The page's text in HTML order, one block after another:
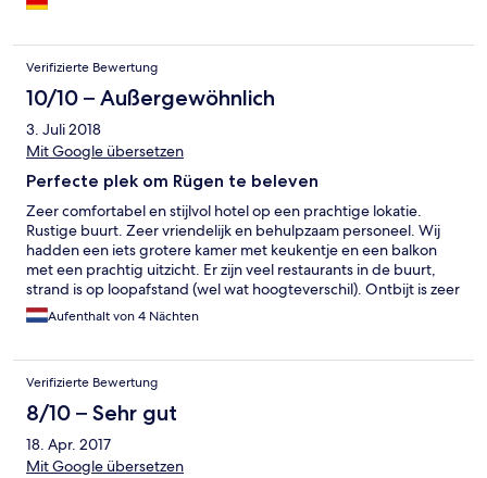
Verifizierte Bewertung
10/10 – Außergewöhnlich
3. Juli 2018
Mit Google übersetzen
Perfecte plek om Rügen te beleven
Zeer comfortabel en stijlvol hotel op een prachtige lokatie.
Rustige buurt. Zeer vriendelijk en behulpzaam personeel. Wij
hadden een iets grotere kamer met keukentje en een balkon
met een prachtig uitzicht. Er zijn veel restaurants in de buurt,
strand is op loopafstand (wel wat hoogteverschil). Ontbijt is zeer
uitgebreid en lekker. Parkeren kan niet altijd direct bij het hotel,
maar de alternatieve lokatie is écht om de hoek (1 hooguit 2
fietsenstalling op binnenplaatsje van hotel. Dankzij "Kürtax"
gratis gebruik van buurtbus, toegang plaatselijke evenementen
en veel meer. Neem die coupons dus mee!
Aufenthalt von 4 Nächten
Verifizierte Bewertung
8/10 – Sehr gut
18. Apr. 2017
Mit Google übersetzen